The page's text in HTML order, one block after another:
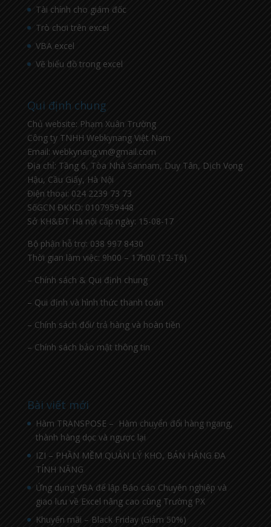
Tài chính cho giám đốc
Trò chơi trên excel
VBA excel
Vẽ biểu đồ trong excel
Qui định chung
Chủ website: Phạm Xuân Trường
Công ty TNHH Webkynang Việt Nam
Email: webkynang.vn@gmail.com
Địa chỉ: Tầng 6, Tòa Nhà Sannam, Duy Tân, Dịch Vọng
Hậu, Cầu Giấy, Hà Nội
Điện thoại: 024 2239 73 73
SốGCN ĐKKD: 0107959448
Sở KH&ĐT Hà nội cấp ngày: 15-08-17
Bộ phận hỗ trợ: 038 997 8430
Thời gian làm việc: 9h00 – 17h00 (T2-T6)
– Chính sách & Qui định chung
– Qui định và hình thức thanh toán
– Chính sách đổi/ trả hàng và hoàn tiền
– Chính sách bảo mật thông tin
Bài viết mới
Hàm TRANSPOSE – Hàm chuyển đổi hàng ngang,
thành hàng dọc và ngược lại
IZI – PHẦN MỀM QUẢN LÝ KHO, BÁN HÀNG ĐA
TÍNH NĂNG
Ứng dụng VBA để lập Báo cáo Chuyên nghiệp và
giao lưu về Excel nâng cao cùng Trường PX
Khuyến mãi – Black Friday (Giảm 50%)